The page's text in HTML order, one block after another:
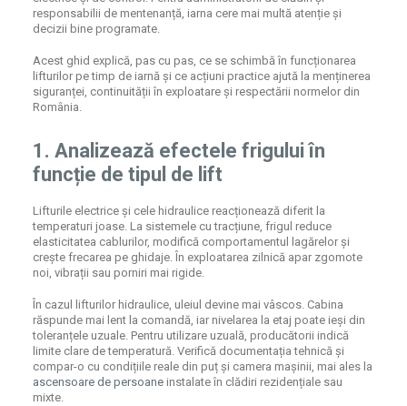
responsabilii de mentenanță, iarna cere mai multă atenție și
decizii bine programate.
Acest ghid explică, pas cu pas, ce se schimbă în funcționarea
lifturilor pe timp de iarnă și ce acțiuni practice ajută la menținerea
siguranței, continuității în exploatare și respectării normelor din
România.
1. Analizează efectele frigului în
funcție de tipul de lift
Lifturile electrice și cele hidraulice reacționează diferit la
temperaturi joase. La sistemele cu tracțiune, frigul reduce
elasticitatea cablurilor, modifică comportamentul lagărelor și
crește frecarea pe ghidaje. În exploatarea zilnică apar zgomote
noi, vibrații sau porniri mai rigide.
În cazul lifturilor hidraulice, uleiul devine mai vâscos. Cabina
răspunde mai lent la comandă, iar nivelarea la etaj poate ieși din
toleranțele uzuale. Pentru utilizare uzuală, producătorii indică
limite clare de temperatură. Verifică documentația tehnică și
compar-o cu condițiile reale din puț și camera mașinii, mai ales la
ascensoare de persoane instalate în clădiri rezidențiale sau
mixte.